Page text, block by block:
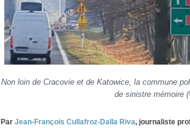
Non loin de Cracovie et de Katowice, la commune
de sinistre mémoire
Par Jean-François Cullafroz-Dalla Riva, journaliste